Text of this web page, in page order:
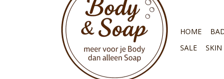
HOME
SALE
SKIN